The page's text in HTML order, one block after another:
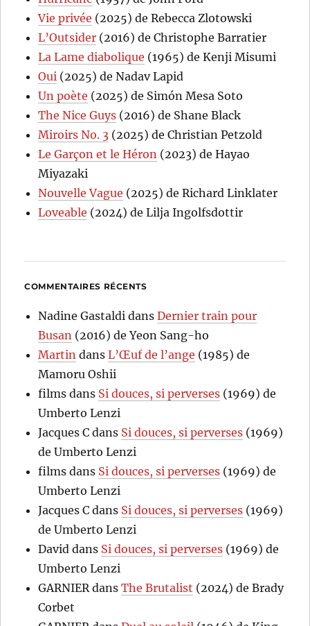
Vie privée (2025) de Rebecca Zlotowski
L’Outsider (2016) de Christophe Barratier
La Lame diabolique (1965) de Kenji Misumi
Oui (2025) de Nadav Lapid
Un poète (2025) de Simón Mesa Soto
The Nice Guys (2016) de Shane Black
Miroirs No. 3 (2025) de Christian Petzold
Le Garçon et le Héron (2023) de Hayao
Miyazaki
Nouvelle Vague (2025) de Richard Linklater
Loveable (2024) de Lilja Ingolfsdottir
COMMENTAIRES RÉCENTS
Nadine Gastaldi dansDernier train pour
Busan (2016) de Yeon Sang-ho
Martin dansL’Œuf de l’ange (1985) de
Mamoru Oshii
films dans Si douces, si perverses (1969) de
Umberto Lenzi
Jacques C dans Si douces, si perverses (1969)
de Umberto Lenzi
films dans Si douces, si perverses (1969) de
Umberto Lenzi
Jacques C dans Si douces, si perverses (1969)
de Umberto Lenzi
David dans Si douces, si perverses (1969) de
Umberto Lenzi
GARNIERdansThe Brutalist (2024) de Brady
Corbet